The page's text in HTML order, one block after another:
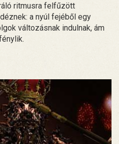
ritmusra felfűzött
a nyúl fejéből egy
változásnak indulnak, ám